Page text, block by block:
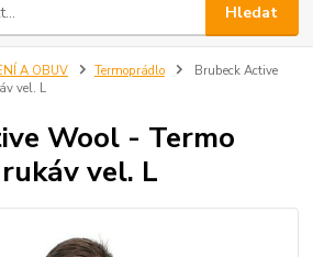
Hledat
A OBUV Termoprádlo
Brubeck Active
vel. L
Wool - Termo
vel. L